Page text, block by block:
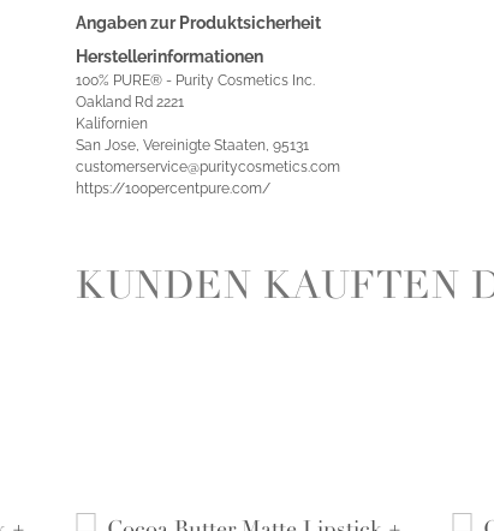
Angaben zur Produktsicherheit
Herstellerinformationen
100% PURE® - Purity Cosmetics Inc.
Oakland Rd 2221
Kalifornien
San Jose, Vereinigte Staaten, 95131
customerservice@puritycosmetics.com
https://100percentpure.com/
KUNDEN KAUFTEN